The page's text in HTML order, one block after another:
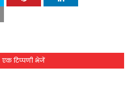
एक टिप्पणी भेजें